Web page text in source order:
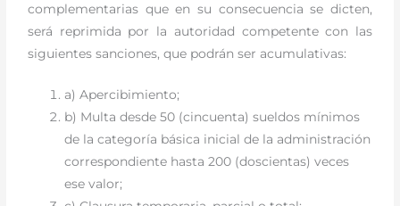
complementarias que en su consecuencia se dicten,
será reprimida por la autoridad competente con las
siguientes sanciones, que podrán ser acumulativas:
a) Apercibimiento;
b) Multa desde 50 (cincuenta) sueldos mínimos
de la categoría básica inicial de la administración
correspondiente hasta 200 (doscientas) veces
ese valor;